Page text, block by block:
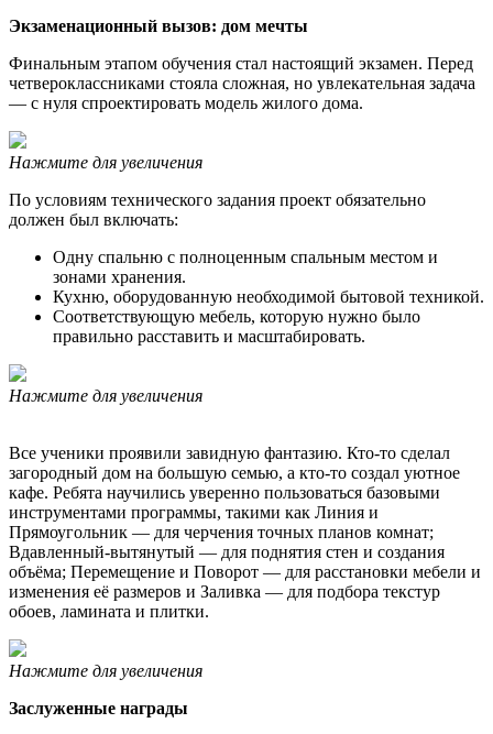
Экзаменационный вызов: дом мечты
Финальным этапом обучения стал настоящий экзамен. Перед
четвероклассниками стояла сложная, но увлекательная задача
— с нуля спроектировать модель жилого дома.
Нажмите для увеличения
По условиям технического задания проект обязательно
должен был включать:
Одну спальню с полноценным спальным местом и
зонами хранения.
Кухню, оборудованную необходимой бытовой техникой.
Соответствующую мебель, которую нужно было
правильно расставить и масштабировать.
Нажмите для увеличения
Все ученики проявили завидную фантазию. Кто-то сделал
загородный дом на большую семью, а кто-то создал уютное
кафе. Ребята научились уверенно пользоваться базовыми
инструментами программы, такими как Линия и
Прямоугольник — для черчения точных планов комнат;
Вдавленный-вытянутый — для поднятия стен и создания
объёма; Перемещение и Поворот — для расстановки мебели и
изменения её размеров и Заливка — для подбора текстур
обоев, ламината и плитки.
Нажмите для увеличения
Заслуженные награды